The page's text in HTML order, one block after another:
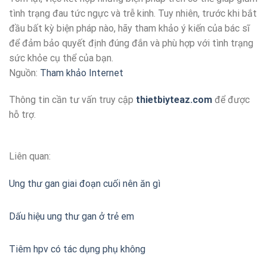
tình trạng đau tức ngực và trễ kinh. Tuy nhiên, trước khi bắt
đầu bất kỳ biện pháp nào, hãy tham khảo ý kiến của bác sĩ
để đảm bảo quyết định đúng đắn và phù hợp với tình trạng
sức khỏe cụ thể của bạn.
Nguồn: Tham khảo Internet
Thông tin cần tư vấn truy cập thietbiyteaz.com để được
hỗ trợ.
Liên quan:
Ung thư gan giai đoạn cuối nên ăn gì
Dấu hiệu ung thư gan ở trẻ em
Tiêm hpv có tác dụng phụ không